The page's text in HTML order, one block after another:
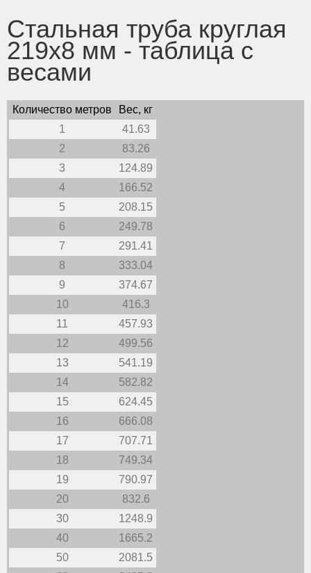
Стальная труба круглая
219х8 мм - таблица с
весами
Количество метров
Вес, кг
1
41.63
2
83.26
3
124.89
4
166.52
5
208.15
6
249.78
7
291.41
8
333.04
9
374.67
10
416.3
11
457.93
12
499.56
13
541.19
14
582.82
15
624.45
16
666.08
17
707.71
18
749.34
19
790.97
20
832.6
30
1248.9
40
1665.2
50
2081.5